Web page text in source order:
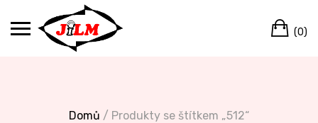
(0)
Domů / Produkty se štítkem „512“